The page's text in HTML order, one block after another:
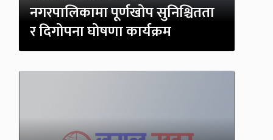
नगरपालिकामा पूर्णखोप सुनिश्चितता
र दिगोपना घोषणा कार्यक्रम